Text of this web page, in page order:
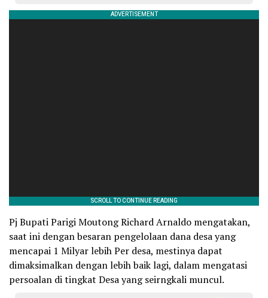
Pj Bupati Parigi Moutong Richard Arnaldo mengatakan,
saat ini dengan besaran pengelolaan dana desa yang
mencapai 1 Milyar lebih Per desa, mestinya dapat
dimaksimalkan dengan lebih baik lagi, dalam mengatasi
persoalan di tingkat Desa yang seirngkali muncul.